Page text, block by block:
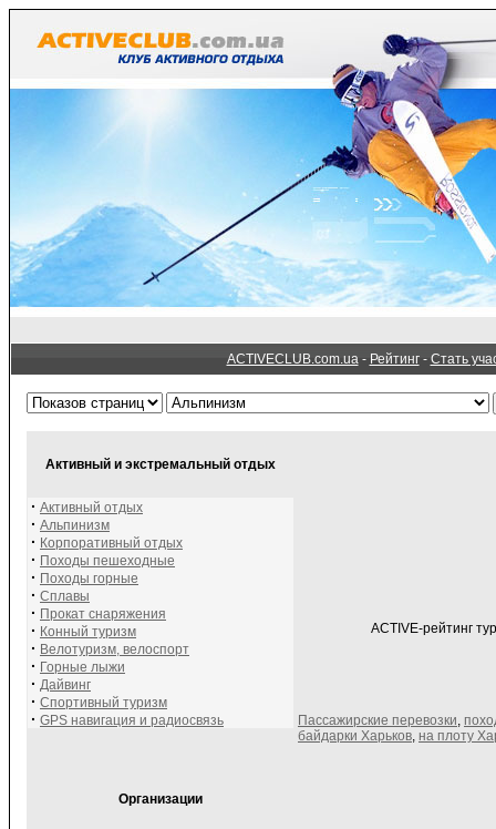
ACTIVECLUB.com.ua- Рейтинг- Стать
Активный и экстремальный отдых
· Активный отдых
· Альпинизм
· Корпоративный отдых
· Походы пешеходные
· Походы горные
· Сплавы
· Прокат снаряжения
· Конный туризм
· Велотуризм, велоспорт
· Горные лыжи
· Дайвинг
· Спортивный туризм
· GPS навигация и радиосвязь
Организации
ACTIVE-рейтинг
Пассажирские перевозки,
байдарки Харьков, на плоту